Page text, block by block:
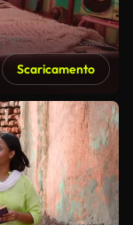
Scaricamento